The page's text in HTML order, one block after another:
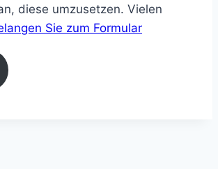
diese umzusetzen. Vielen
Sie zum Formular